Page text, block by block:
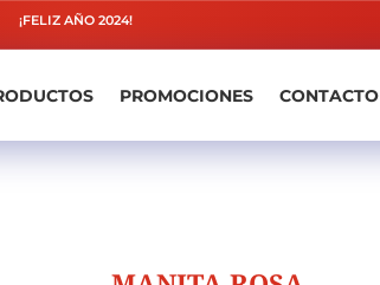
¡FELIZ AÑO 2024!
PROMOCIONES CONTACTO